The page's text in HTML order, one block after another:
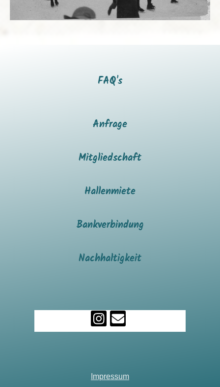
FAQ's
Anfrage
Mitgliedschaft
Hallenmiete
Bankverbindung
Nachhaltigkeit
Impressum